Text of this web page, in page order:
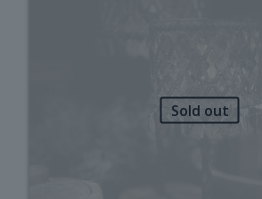
Sold out